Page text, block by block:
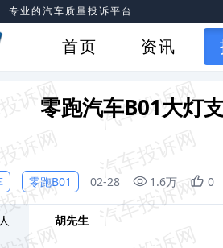
专业的汽车质量投诉平台
首页 资讯
零跑汽车B01大灯
零跑B01 02-28 1.6万 0
胡先生